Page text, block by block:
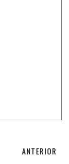
ANTERIOR